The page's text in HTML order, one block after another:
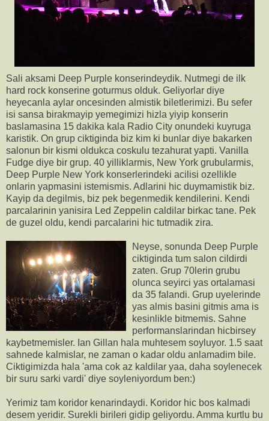
Sali aksami Deep Purple konserindeydik. Nutmegi de ilk
hard rock konserine goturmus olduk. Geliyorlar diye
heyecanla aylar oncesinden almistik biletlerimizi. Bu sefer
isi sansa birakmayip yemegimizi hizla yiyip konserin
baslamasina 15 dakika kala Radio City onundeki kuyruga
karistik. On grup ciktiginda biz kim ki bunlar diye bakarken
salonun bir kismi oldukca coskulu tezahurat yapti. Vanilla
Fudge diye bir grup. 40 yilliklarmis, New York grubularmis,
Deep Purple New York konserlerindeki acilisi ozellikle
onlarin yapmasini istemismis. Adlarini hic duymamistik biz.
Kayip da degilmis, biz pek begenmedik kendilerini. Kendi
parcalarinin yanisira Led Zeppelin caldilar birkac tane. Pek
de guzel oldu, kendi parcalarini hic tutmadik zira.
Neyse, sonunda Deep Purple
ciktiginda tum salon cildirdi
zaten. Grup 70lerin grubu
olunca seyirci yas ortalamasi
da 35 falandi. Grup uyelerinde
yas almis basini gitmis ama is
kesinlikle bitmemis. Sahne
performanslarindan hicbirsey
kaybetmemisler. Ian Gillan hala muhtesem soyluyor. 1.5 saat
sahnede kalmislar, ne zaman o kadar oldu anlamadim bile.
Ciktigimizda hala 'ama cok az kaldilar yaa, daha soylenecek
bir suru sarki vardi' diye soyleniyordum ben:)
Yerimiz tam koridor kenarindaydi. Koridor hic bos kalmadi
desem yeridir. Surekli birileri gidip geliyordu. Amma kurtlu bu